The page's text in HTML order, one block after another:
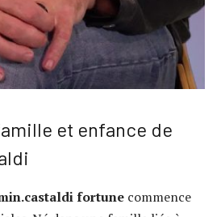
et enfance de
fortune commence